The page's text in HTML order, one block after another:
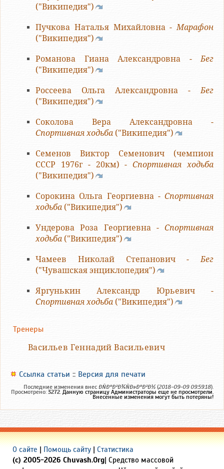
("Википедия")
Пучкова Наталья Михайловна -Марафон
("Википедия")
Романова Гиана Александровна -Бег
("Википедия")
Россеева Ольга Александровна -Бег
("Википедия")
Соколова Вера Александровна -
Спортивная ходьба ("Википедия")
Семенов Виктор Семенович (чемпион
СССР 1976г - 20км) -Спортивная ходьба
("Википедия")
Сорокина Ольга Георгиевна - Спортивная
ходьба ("Википедия")
Ундерова Роза Георгиевна - Спортивная
ходьба ("Википедия")
Чамеев Николай Степанович -Бег
("Чувашская энциклопедия")
Яргунькин Александр Юрьевич -
Спортивная ходьба ("Википедия")
Тренеры
Васильев Геннадий Васильевич
Ссылка статьи :: Версия для печати
Последние изменения внес ÐÑÐ°Ð²Ð¾ÑÐ»Ð°Ð²Ð½ (2018-09-09 09:59:18).
Просмотрено: 3272 Данную страницу Администраторы еще не просмотрели.
Внесенные изменения могут быть потеряны!
О сайте | Помощь сайту | Статистика
(c) 2005-2026 Chuvash.Org| Средство массовой